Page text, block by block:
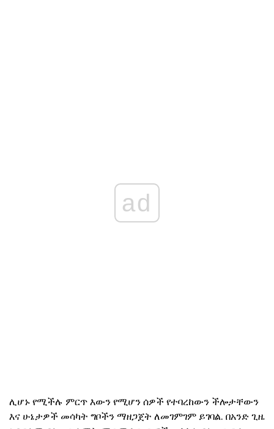
ad
ሊሆኑ የሚችሉ ምርጥ እውን የሚሆን ሰዎች የተባረከውን ችሎታቸውን
እና ሁኔታዎች መሳካት ግቦችን ማዘጋጀት ለመገምገም ይገባል. በአንድ ጊዜ